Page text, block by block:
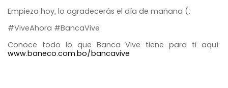
Empieza hoy, lo agradecerás el día de mañana (:
#ViveAhora #BancaVive
Conoce todo lo que Banca Vive tiene para ti aquí:
www.baneco.com.bo/bancavive